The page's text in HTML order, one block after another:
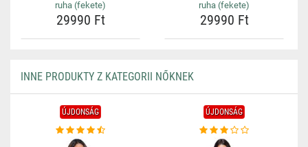
ruha (fekete)
29990 Ft
ruha (fekete)
29990 Ft
INNE PRODUKTY Z KATEGORII NŐKNEK
ÚJDONSÁG ÚJDONSÁG